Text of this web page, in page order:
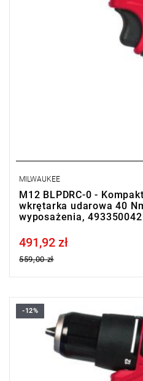
MILWAUKEE
M12 BLPDRC-0 -
wkrętarka udarowa 40
wyposażenia,
Price tax included
491,92 zł
559,00 zł
Kup produkt objęty promocją
zarejestruj fakturę i odbierz
Promocja wyłącznie dla
Sprawdź szczegóły promocji
-12%